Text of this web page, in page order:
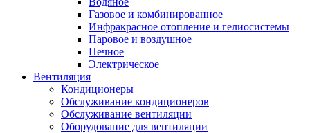
Газовое и комбинированное
Инфракрасное отопление и гелиосистемы
Паровое и воздушное
Печное
Электрическое
Вентиляция
Кондиционеры
Обслуживание кондиционеров
Обслуживание вентиляции
Оборудование для вентиляции